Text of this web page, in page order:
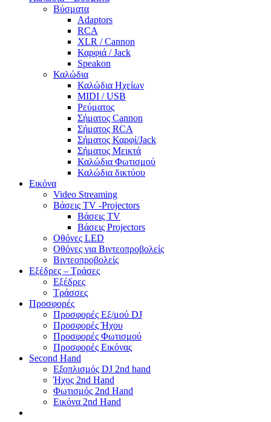
Βύσματα
Adaptors
RCA
XLR / Cannon
Καρφιά / Jack
Speakon
Καλώδια
Καλώδια Ηχείων
MIDI / USB
Ρεύματος
Σήματος Cannon
Σήματος RCA
Σήματος Καρφί/Jack
Σήματος Μεικτά
Καλώδια Φωτισμού
Καλώδια δικτύου
Εικόνα
Video Streaming
Βάσεις TV -Projectors
Βάσεις TV
Βάσεις Projectors
Οθόνες LED
Οθόνες για Βιντεοπροβολείς
Βιντεοπροβολείς
Εξέδρες – Τράσες
Εξέδρες
Τράσσες
Προσφορές
Προσφορές Εξ/μού DJ
Προσφορές Ήχου
Προσφορές Φωτισμού
Προσφορές Εικόνας
Second Hand
Εξοπλισμός DJ 2nd hand
Ήχος 2nd Hand
Φωτισμός 2nd Hand
Εικόνα 2nd Hand